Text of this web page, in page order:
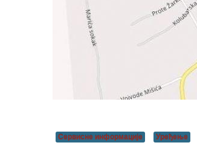
Сервисне информације Уређење